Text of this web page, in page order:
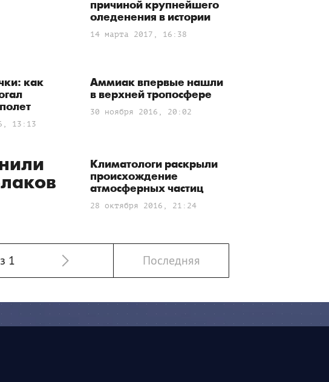
причиной крупнейшего
оледенения в истории
14 марта 2017, 16:38
как
13:13
Аммиак впервые нашли
в верхней тропосфере
30 ноября 2016, 20:02
Климатологи раскрыли
происхождение
атмосферных частиц
28 октября 2016, 21:24
1 Последняя